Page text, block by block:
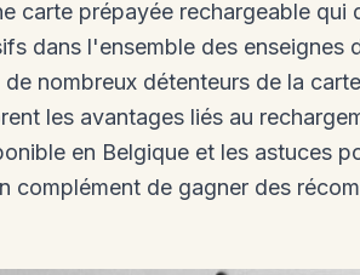
carte prépayée rechargeable
dans l'ensemble des
nombreux détenteurs de la
les avantages liés au
en Belgique et les astuces
complément de gagner des